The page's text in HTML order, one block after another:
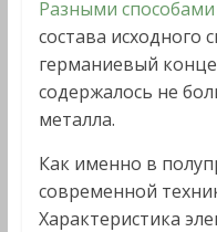
Разными способами
состава исходного
германиевый
содержалось не
металла.
Как именно в
современной
Характеристика